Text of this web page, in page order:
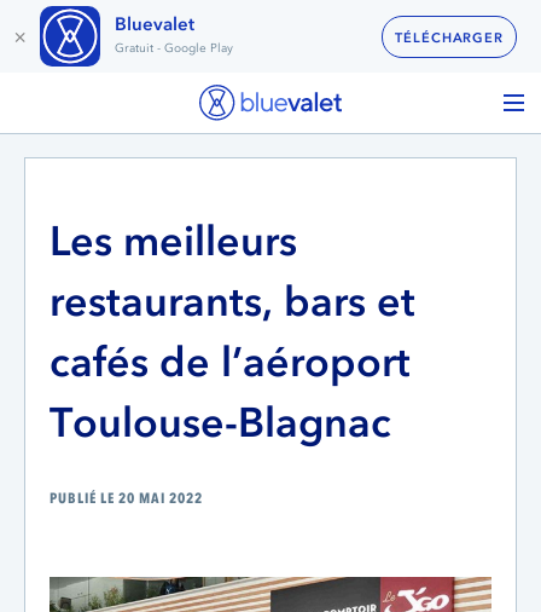
Les meilleurs
restaurants, bars et
cafés de l’aéroport
Toulouse-Blagnac
PUBLIÉ LE 20 MAI 2022
× Bluevalet
Gratuit - Google Play
TÉLÉCHARGER